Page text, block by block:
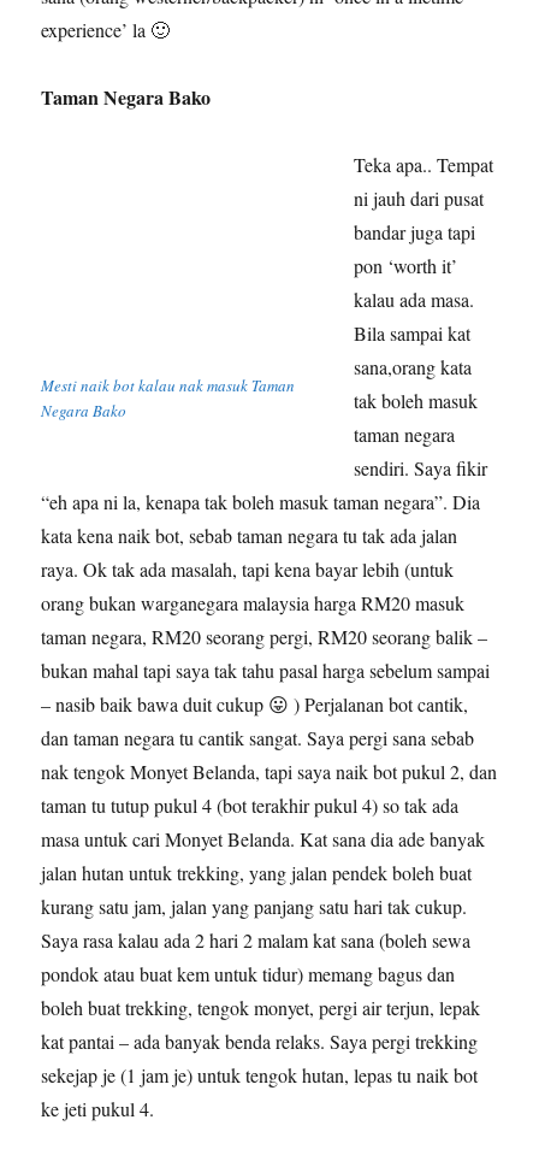
experience’ la 🙂
Taman Negara Bako
Mesti naik bot kalau nak masuk Taman
Negara Bako
Teka apa.. Tempat
ni jauh dari pusat
bandar juga tapi
pon ‘worth it’
kalau ada masa.
Bila sampai kat
sana,orang kata
tak boleh masuk
taman negara
sendiri. Saya fikir
“eh apa ni la, kenapa tak boleh masuk taman negara”. Dia
kata kena naik bot, sebab taman negara tu tak ada jalan
raya. Ok tak ada masalah, tapi kena bayar lebih (untuk
orang bukan warganegara malaysia harga RM20 masuk
taman negara, RM20 seorang pergi, RM20 seorang balik –
bukan mahal tapi saya tak tahu pasal harga sebelum sampai
– nasib baik bawa duit cukup 😛 ) Perjalanan bot cantik,
dan taman negara tu cantik sangat. Saya pergi sana sebab
nak tengok Monyet Belanda, tapi saya naik bot pukul 2, dan
taman tu tutup pukul 4 (bot terakhir pukul 4) so tak ada
masa untuk cari Monyet Belanda. Kat sana dia ade banyak
jalan hutan untuk trekking, yang jalan pendek boleh buat
kurang satu jam, jalan yang panjang satu hari tak cukup.
Saya rasa kalau ada 2 hari 2 malam kat sana (boleh sewa
pondok atau buat kem untuk tidur) memang bagus dan
boleh buat trekking, tengok monyet, pergi air terjun, lepak
kat pantai – ada banyak benda relaks. Saya pergi trekking
sekejap je (1 jam je) untuk tengok hutan, lepas tu naik bot
ke jeti pukul 4.